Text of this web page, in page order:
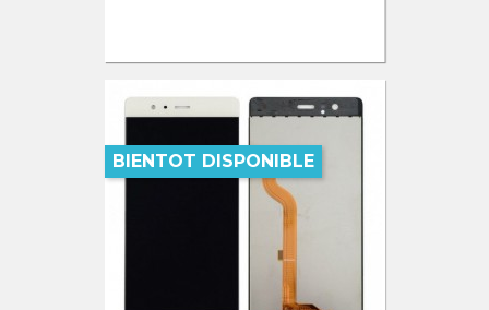
BIENTOT DISPONIBLE